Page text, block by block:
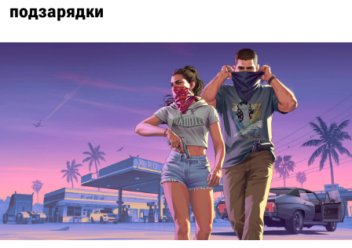
подзарядки